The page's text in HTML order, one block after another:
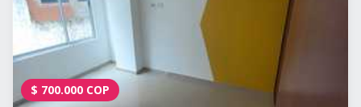
$ 700.000 COP